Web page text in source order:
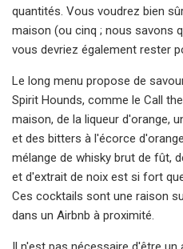
quantités. Vous voudrez bien
maison (ou cinq ; nous savons
vous devriez également rester
Le long menu propose de
Spirit Hounds, comme le Call
maison, de la liqueur d'orange,
et des bitters à l'écorce
mélange de whisky brut de fût,
et d'extrait de noix est si fort
Ces cocktails sont une raison
dans un Airbnb à proximité.